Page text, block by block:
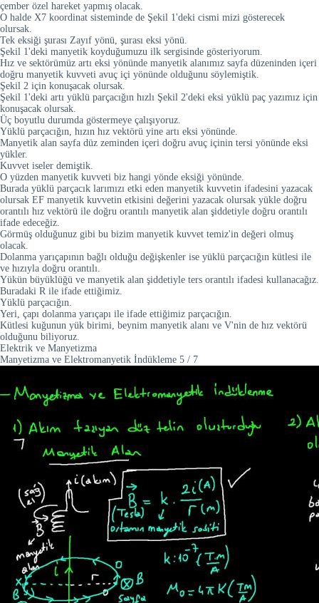
çember özel hareket yapmış olacak.
O halde X7 koordinat sisteminde de Şekil 1'deki cismi mizi gösterecek
olursak.
Tek eksiği şurası Zayıf yönü, şurası eksi yönü.
Şekil 1'deki manyetik koyduğumuzu ilk sergisinde gösteriyorum.
Hız ve sektörümüz artı eksi yönünde manyetik alanımız sayfa düzeninden içeri
doğru manyetik kuvveti avuç içi yönünde olduğunu söylemiştik.
Şekil 2 için konuşacak olursak.
Şekil 1'deki artı yüklü parçacığın hızlı Şekil 2'deki eksi yüklü paç yazımız için
konuşacak olursak.
Üç boyutlu durumda göstermeye çalışıyoruz.
Yüklü parçacığın, hızın hız vektörü yine artı eksi yönünde.
Manyetik alan sayfa düz zeminden içeri doğru avuç içinin tersi yönünde eksi
yükler.
Kuvvet iseler demiştik.
O yüzden manyetik kuvveti biz hangi yönde eksiği yönünde.
Burada yüklü parçacık larımızı etki eden manyetik kuvvetin ifadesini yazacak
olursak EF manyetik kuvvetin etkisini değerini yazacak olursak yükle doğru
orantılı hız vektörü ile doğru orantılı manyetik alan şiddetiyle doğru orantılı
ifade edeceğiz.
Görmüş olduğunuz gibi bu bizim manyetik kuvvet temiz'in değeri olmuş
olacak.
Dolanma yarıçapının bağlı olduğu değişkenler ise yüklü parçacığın kütlesi ile
ve hızıyla doğru orantılı.
Yükün büyüklüğü ve manyetik alan şiddetiyle ters orantılı ifadesi kullanacağız.
Buradaki R ile ifade ettiğimiz.
Yüklü parçacığın.
Yeri, çapı dolanma yarıçapı ile ifade ettiğimiz parçacığın.
Kütlesi kuğunun yük birimi, beynim manyetik alanı ve V'nin de hız vektörü
olduğunu biliyoruz.
Elektrik ve Manyetizma
Manyetizma ve Elektromanyetik İndükleme 5 / 7